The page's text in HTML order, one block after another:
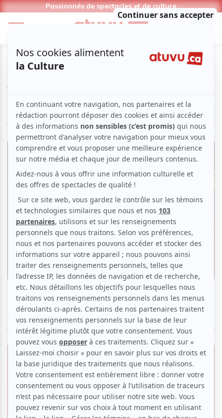
Passionnés de spectacles et de culture
LIRE LES ARTICLES
Critiques
«Dracula - Un nouveau règne du mal», une
métaphore contemporaine d’un célèbre
roman gothique
ParDaniel Raymond | 20 mars 2026
ÉVÉNEMENTS PASSÉS